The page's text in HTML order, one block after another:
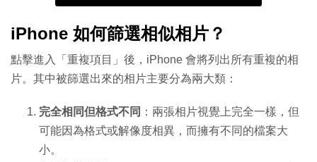
iPhone 如何篩選相似相片？
點擊進入「重複項目」後，iPhone 會將列出所有重複的相
片。其中被篩選出來的相片主要分為兩大類：
完全相同但格式不同 ：兩張相片視覺上完全一樣，但
可能因為格式或解像度相異，而擁有不同的檔案大
小。